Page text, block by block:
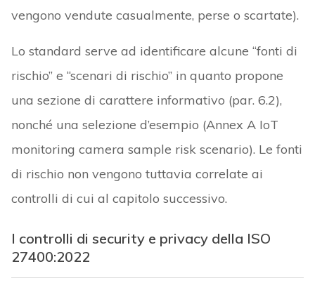
vengono vendute casualmente, perse o scartate).
Lo standard serve ad identificare alcune “fonti di
rischio” e “scenari di rischio” in quanto propone
una sezione di carattere informativo (par. 6.2),
nonché una selezione d’esempio (Annex A IoT
monitoring camera sample risk scenario). Le fonti
di rischio non vengono tuttavia correlate ai
controlli di cui al capitolo successivo.
I controlli di security e privacy della ISO
27400:2022